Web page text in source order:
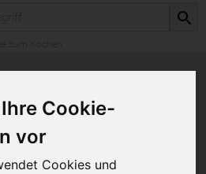
Cookie-
vor
Cookies und